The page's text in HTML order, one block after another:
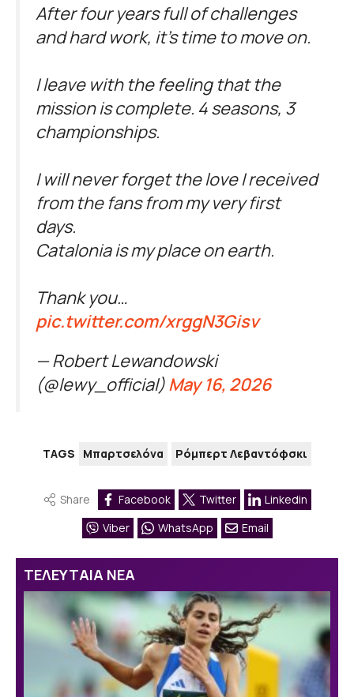
After four years full of challenges
and hard work, it's time to move on.
I leave with the feeling that the
mission is complete. 4 seasons, 3
championships.
I will never forget the love I received
from the fans from my very first
days.
Catalonia is my place on earth.
Thank you…
pic.twitter.com/xrggN3Gisv
— Robert Lewandowski
(@lewy_official)May 16, 2026
TAGS Μπαρτσελόνα Ρόμπερτ Λεβαντόφσκι
Share Facebook Twitter
Linkedin
Viber
WhatsApp Email
ΤΕΛΕΥΤΑΙΑ ΝΕΑ